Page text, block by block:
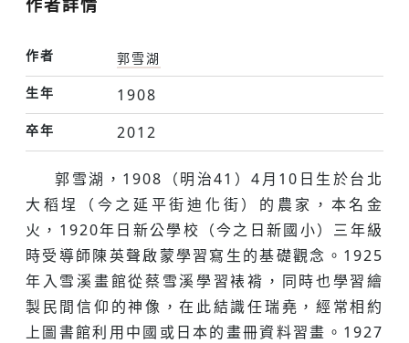
作者詳情
作者
郭雪湖
生年
1908
卒年 2012
郭雪湖，1908（明治41）4月10日生於台北
大稻埕（今之延平街迪化街）的農家，本名金
火，1920年日新公學校（今之日新國小）三年級
時受導師陳英聲啟蒙學習寫生的基礎觀念。1925
年入雪溪畫館從蔡雪溪學習裱褙，同時也學習繪
製民間信仰的神像，在此結識任瑞堯，經常相約
上圖書館利用中國或日本的畫冊資料習畫。1927